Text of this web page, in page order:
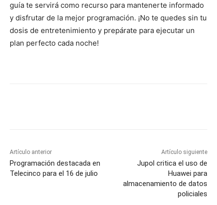
guía te servirá como recurso para mantenerte informado
y disfrutar de la mejor programación. ¡No te quedes sin tu
dosis de entretenimiento y prepárate para ejecutar un
plan perfecto cada noche!
Artículo anterior
Programación destacada en
Telecinco para el 16 de julio
Artículo siguiente
Jupol critica el uso de
Huawei para
almacenamiento de datos
policiales